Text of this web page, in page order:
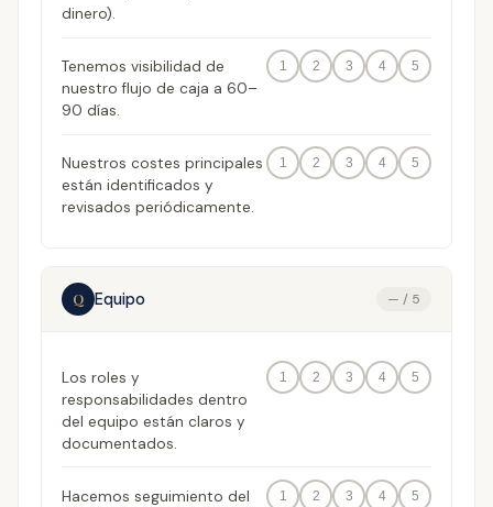
dinero).
Tenemos visibilidad de
nuestro flujo de caja a 60–
90 días.
1 2 3 4 5
Nuestros costes principales
están identificados y
revisados periódicamente.
1 2 3 4 5
Q Equipo — / 5
Los roles y
responsabilidades dentro
del equipo están claros y
documentados.
1 2 3 4 5
Hacemos seguimiento del
1 2 3 4 5